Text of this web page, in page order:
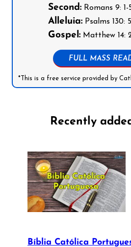
Second: Romans 9: 1-
Alleluia: Psalms 130: 5
Gospel: Matthew 14:
FULL MASS
*This is a free service provided by
Recently
Bíblia Católica